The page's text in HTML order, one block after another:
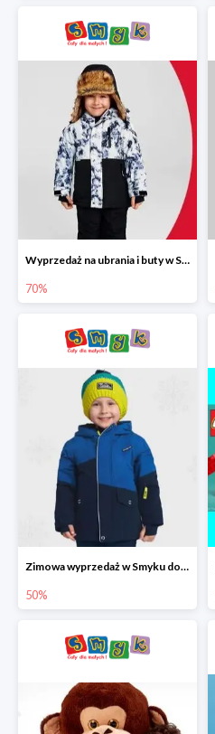
Wyprzedaż na ubrania i buty w Smyku do -70%
70%
Zimowa wyprzedaż w Smyku do -50%
50%